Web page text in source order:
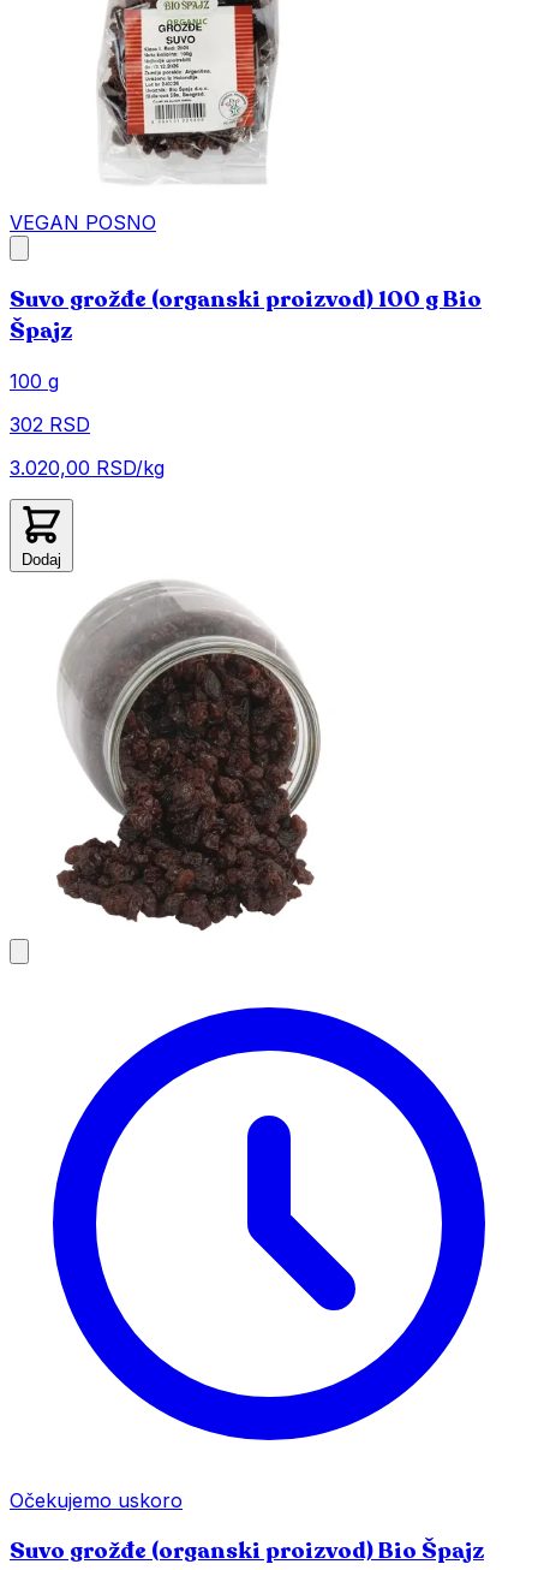
VEGAN POSNO
Suvo grožđe (organski proizvod) 100 g Bio
Špajz
100 g
302 RSD
3.020,00 RSD/kg
Dodaj
Očekujemo uskoro
Suvo grožđe (organski proizvod) Bio Špajz